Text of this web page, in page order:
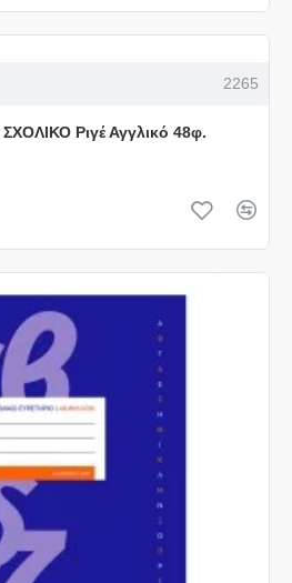
2265
Ριγέ Αγγλικό 48φ.